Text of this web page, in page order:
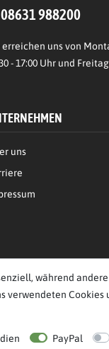
08631 988200
erreichen uns von
- 17:00 Uhr und
uns
während
verwendeten Cookies
PayPal